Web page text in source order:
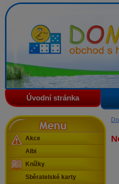
Domino - obchod s
Úvodní stránka
Menu
Akce
Albi
Knížky
Sběratelské karty